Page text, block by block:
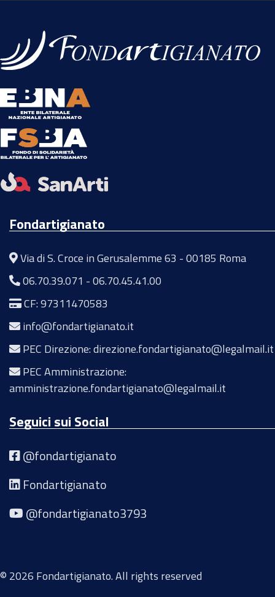
Fondartigianato
Via di S. Croce in Gerusalemme 63 - 00185 Roma
06.70.39.071 -06.70.45.41.00
CF: 97311470583
info@fondartigianato.it
PEC Direzione: direzione.fondartigianato@legalmail.it
PEC Amministrazione:
amministrazione.fondartigianato@legalmail.it
Seguici sui Social
@fondartigianato
Fondartigianato
@fondartigianato3793
© 2026 Fondartigianato. All rights reserved